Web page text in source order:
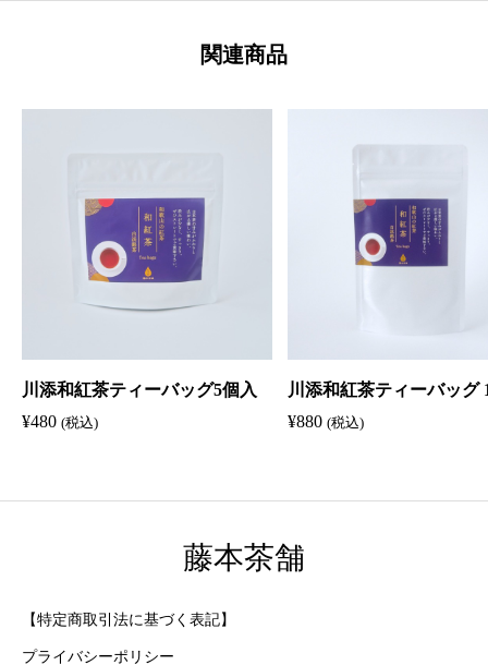
関連商品
川添和紅茶ティーバッグ5個入
¥480 (税込)
川添和紅茶ティーバッグ
¥880 (税込)
藤本茶舗
【特定商取引法に基づく表記】
プライバシーポリシー